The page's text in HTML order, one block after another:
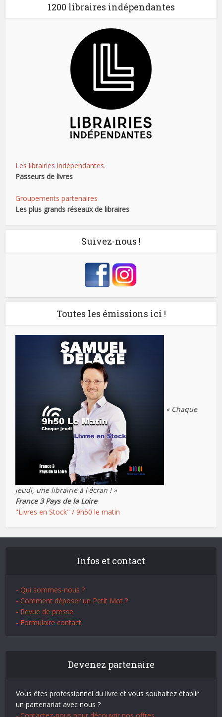
1200 libraires indépendantes
Les librairies indépendantes.
Passeurs de livres
Groupements partenaires
Les plus grands réseaux de libraires
Suivez-nous !
Toutes les émissions ici !
« Chaque
jeudi, une librairie à l'écran ! »
France 3 Pays de la Loire
"Livres en Stock" / 9h50 le matin
Infos et contact
- Qui sommes-nous ?
- Comment déposer un Petit Mot ?
- Revue de presse
- Formulaire contact
Devenez partenaire
Vous êtes professionnel du livre et vous souhaitez établir
un partenariat avec nous ?